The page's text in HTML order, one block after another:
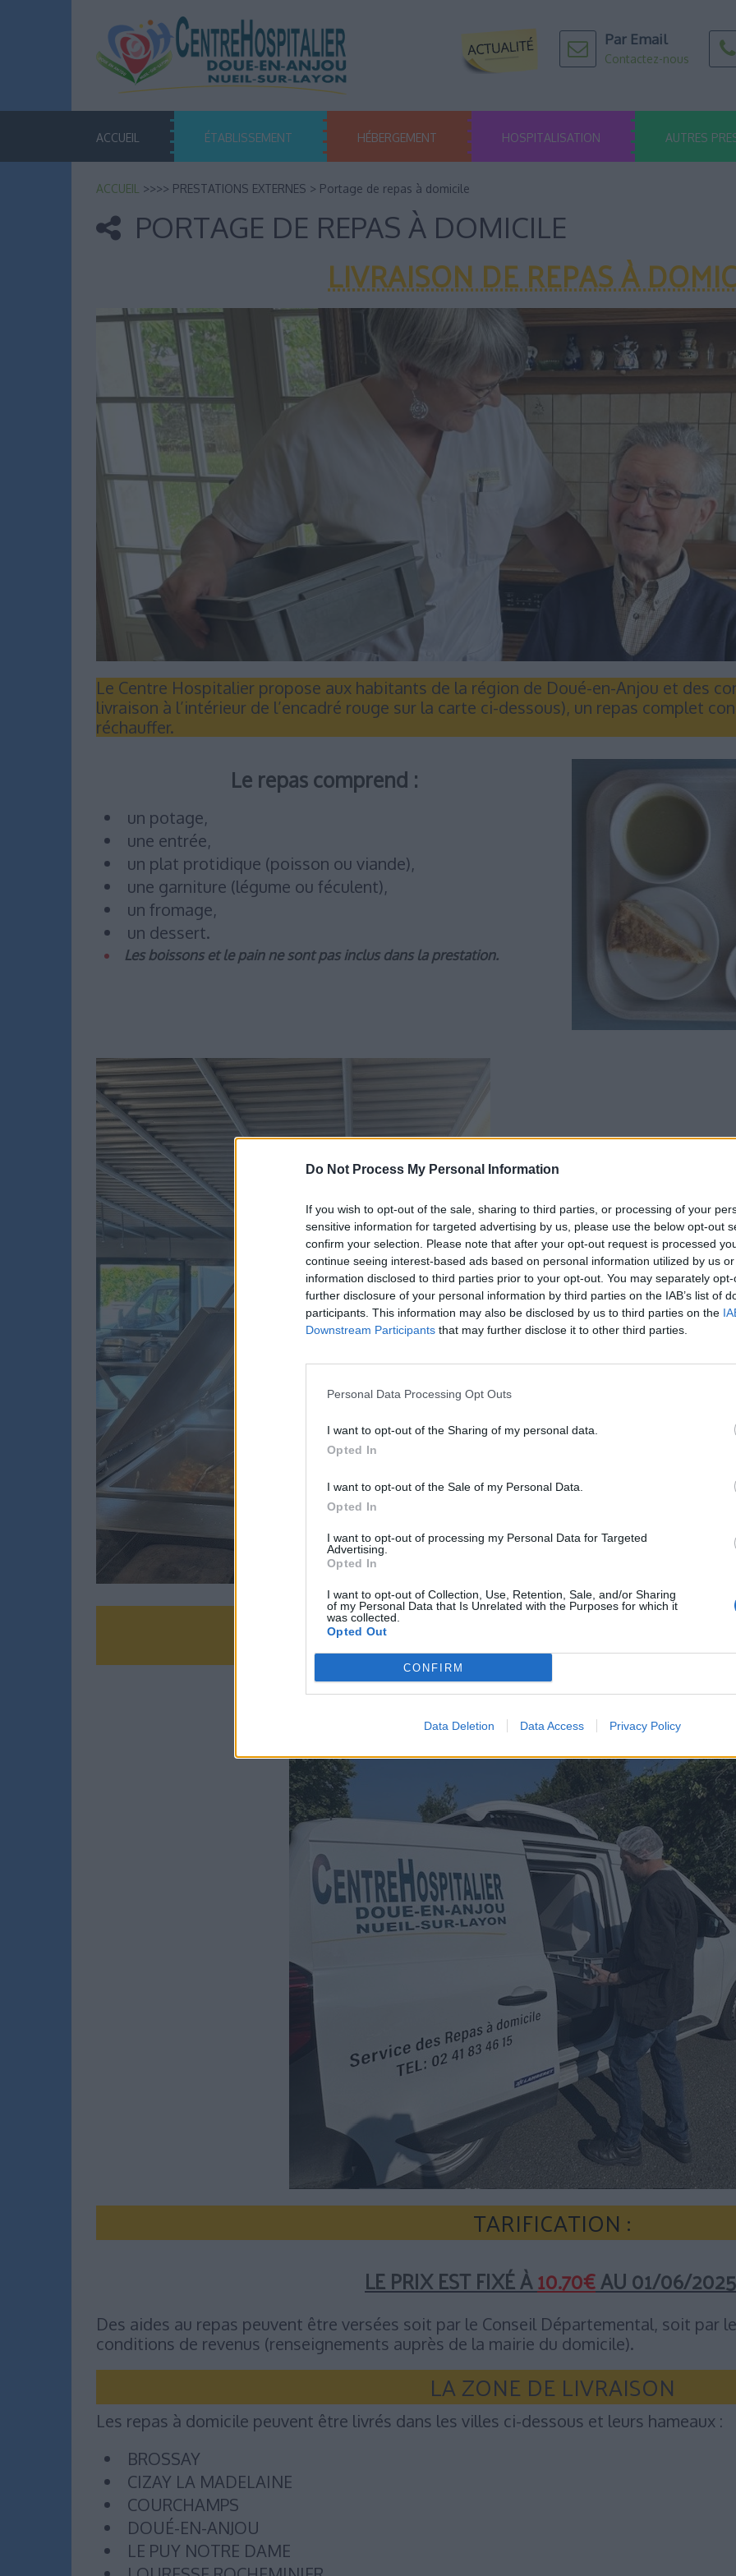
Do Not Process My Personal Information
If you wish to opt-out of the sale, sharing to third parties, or processing of your
sensitive information for targeted advertising by us, please use the below opt-out
confirm your selection. Please note that after your opt-out request is processed
continue seeing interest-based ads based on personal information utilized by us
information disclosed to third parties prior to your opt-out. You may separately
further disclosure of your personal information by third parties on the IAB’s list of
participants. This information may also be disclosed by us to third parties on the
Downstream Participants that may further disclose it to other third parties.
Personal Data Processing Opt Outs
I want to opt-out of the Sharing of my personal data.
Opted In
I want to opt-out of the Sale of my Personal Data.
Opted In
I want to opt-out of processing my Personal Data for Targeted
Advertising.
Opted In
I want to opt-out of Collection, Use, Retention, Sale, and/or Sharing
of my Personal Data that Is Unrelated with the Purposes for which it
was collected.
Opted Out
CONFIRM
Data Deletion Data Access Privacy Policy
Par Email
Contactez-nous
ACCUEIL ÉTABLISSEMENT HÉBERGEMENT HOSPITALISATION AUTRES
ACCUEIL >>>> PRESTATIONS EXTERNES > Portage de repas à domicile
PORTAGE DE REPAS À DOMICILE
LIVRAISON DE REPAS À
Le Centre Hospitalier propose aux habitants de la région de Doué-en-Anjou et des
livraison à l’intérieur de l’encadré rouge sur la carte ci-dessous), un repas complet
réchauffer.
Le repas comprend :
un potage,
une entrée,
un plat protidique (poisson ou viande),
une garniture (légume ou féculent),
un fromage,
un dessert.
Les boissons et le pain ne sont pas inclus dans la prestation.
Les conditions
Les menus vous
Il est possible de
ou le goût de chacun
être réalisés par le
Les livraisons de
votre domicile ont lieu,
repas du mardi au
(pour les repas du
En cas
immédiatement par
Pour une
Les inscriptions se font au numéro suivant :
Vous êtes ensuite livré dans les 2 à 3 jours.
TARIFICATION :
LE PRIX EST FIXÉ À10.70€AU 01/06/
Des aides au repas peuvent être versées soit par le Conseil Départemental, soit par
conditions de revenus (renseignements auprès de la mairie du domicile).
LA ZONE DE LIVRAISON
Les repas à domicile peuvent être livrés dans les villes ci-dessous et leurs hameaux :
BROSSAY
CIZAY LA MADELAINE
COURCHAMPS
DOUÉ-EN-ANJOU
LE PUY NOTRE DAME